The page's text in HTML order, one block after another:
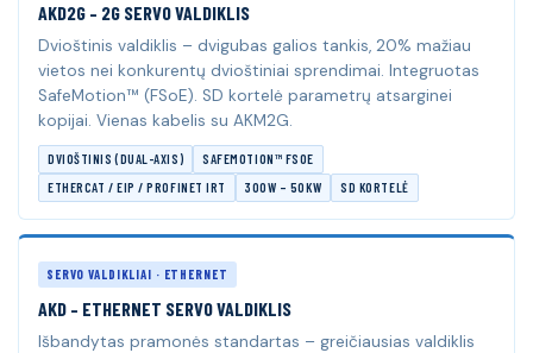
AKD2G – 2G SERVO VALDIKLIS
Dvioštinis valdiklis – dvigubas galios tankis, 20% mažiau
vietos nei konkurentų dvioštiniai sprendimai. Integruotas
SafeMotion™ (FSoE). SD kortelė parametrų atsarginei
kopijai. Vienas kabelis su AKM2G.
DVIOŠTINIS (DUAL-AXIS)
SAFEMOTION™ FSOE
ETHERCAT / EIP / PROFINET IRT
300W – 50KW SD KORTELĖ
SERVO VALDIKLIAI · ETHERNET
AKD – ETHERNET SERVO VALDIKLIS
Išbandytas pramonės standartas – greičiausias valdiklis